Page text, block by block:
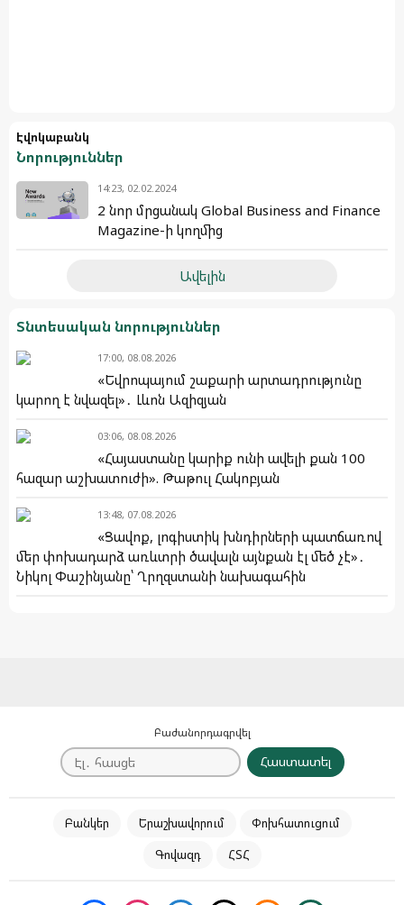
Էվոկաբանկ
Նորություններ
14:23, 02.02.2024
2 նոր մրցանակ Global Business and Finance
Magazine-ի կողմից
Ավելին
Տնտեսական նորություններ
17:00, 08.08.2026
«Եվրոպայում շաքարի արտադրությունը
կարող է նվազել»․ Լևոն Ազիզյան
03:06, 08.08.2026
«Հայաստանը կարիք ունի ավելի քան 100
հազար աշխատուժի». Թաթուլ Հակոբյան
13:48, 07.08.2026
«Ցավոք, լոգիստիկ խնդիրների պատճառով
մեր փոխադարձ առևտրի ծավալն այնքան էլ մեծ չէ»․
Նիկոլ Փաշինյանը՝ Ղրղզստանի նախագահին
Բաժանորդագրվել
Հաստատել
Բանկեր Երաշխավորում
Փոխհատուցում
Գովազդ
ՀՏՀ